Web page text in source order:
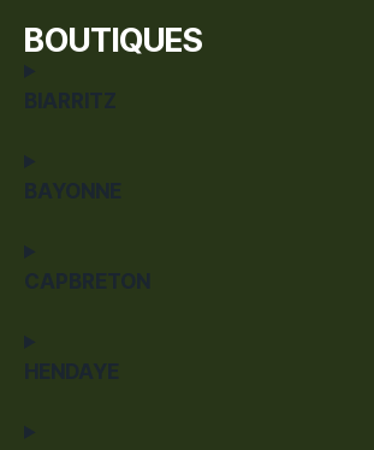
BOUTIQUES
BIARRITZ
BAYONNE
CAPBRETON
HENDAYE